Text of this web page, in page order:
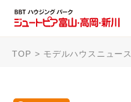
TOP モデルハウスニュース